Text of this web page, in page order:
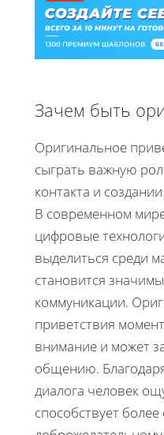
Зачем быть
Оригинальное
сыграть важную
контакта и
В современном
цифровые
выделиться среди
становится
коммуникации.
приветствия
внимание и может
общению.
диалога человек
способствует